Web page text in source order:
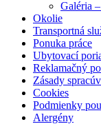
Galéria
Okolie
Transportná
Ponuka práce
Ubytovací
Reklamačný
Zásady
Cookies
Podmienky
Alergény